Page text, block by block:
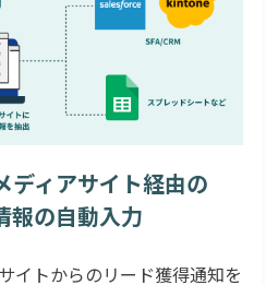
ディアサイト経由の
報の自動入力
イトからのリード獲得通知を